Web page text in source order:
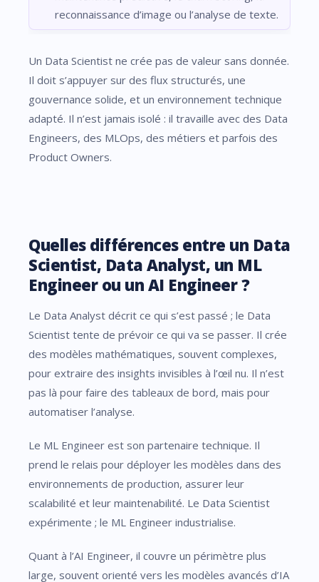
reconnaissance d’image ou l’analyse de texte.
Un Data Scientist ne crée pas de valeur sans donnée.
Il doit s’appuyer sur des flux structurés, une
gouvernance solide, et un environnement technique
adapté. Il n’est jamais isolé : il travaille avec des Data
Engineers, des MLOps, des métiers et parfois des
Product Owners.
Quelles différences entre un Data
Scientist, Data Analyst, un ML
Engineer ou un AI Engineer ?
Le Data Analyst décrit ce qui s’est passé ; le Data
Scientist tente de prévoir ce qui va se passer. Il crée
des modèles mathématiques, souvent complexes,
pour extraire des insights invisibles à l’œil nu. Il n’est
pas là pour faire des tableaux de bord, mais pour
automatiser l’analyse.
Le ML Engineer est son partenaire technique. Il
prend le relais pour déployer les modèles dans des
environnements de production, assurer leur
scalabilité et leur maintenabilité. Le Data Scientist
expérimente ; le ML Engineer industrialise.
Quant à l’AI Engineer, il couvre un périmètre plus
large, souvent orienté vers les modèles avancés d’IA